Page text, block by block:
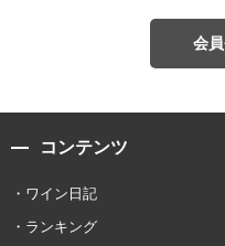
会
コンテンツ
ワイン日記
ランキング